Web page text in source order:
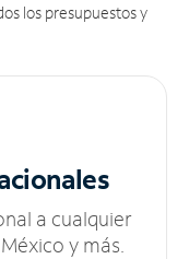
los presupuestos y
a cualquier
y más.